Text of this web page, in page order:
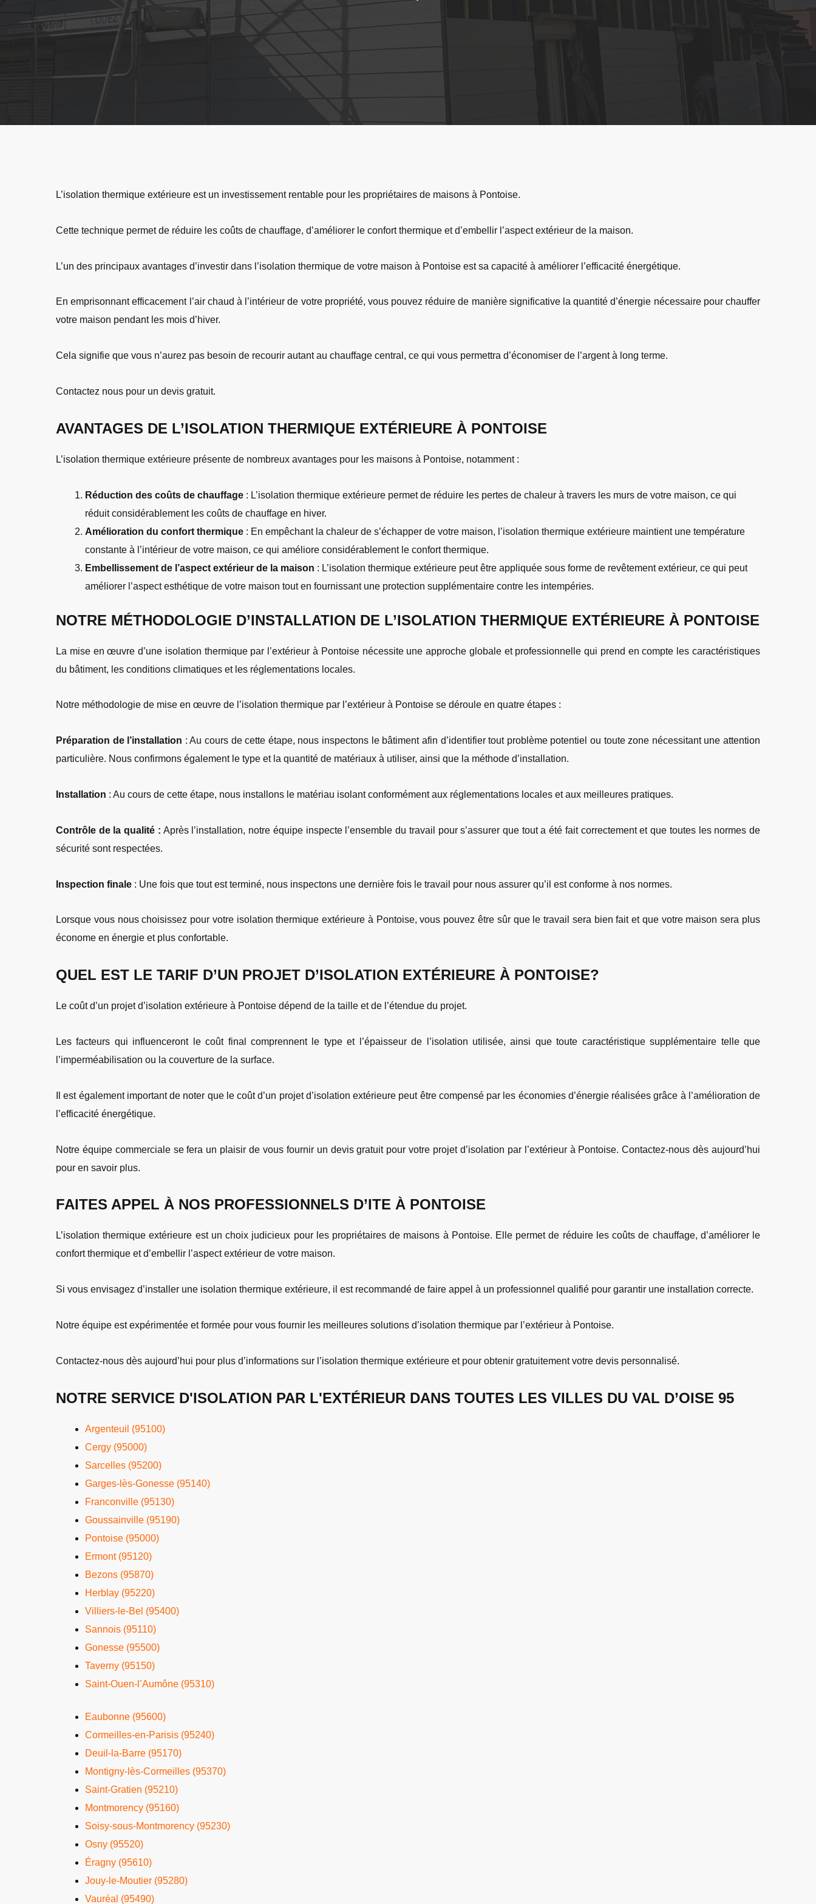
L’isolation thermique extérieure est un investissement rentable pour les propriétaires de maisons à Pontoise.
Cette technique permet de réduire les coûts de chauffage, d’améliorer le confort thermique et d’embellir l’aspect extérieur de la maison.
L’un des principaux avantages d’investir dans l’isolation thermique de votre maison à Pontoise est sa capacité à améliorer l’efficacité énergétique.
En emprisonnant efficacement l’air chaud à l’intérieur de votre propriété, vous pouvez réduire de manière significative la quantité d’énergie nécessaire pour chauffer
votre maison pendant les mois d’hiver.
Cela signifie que vous n’aurez pas besoin de recourir autant au chauffage central, ce qui vous permettra d’économiser de l’argent à long terme.
Contactez nous pour un devis gratuit.
AVANTAGES DE L’ISOLATION THERMIQUE EXTÉRIEURE À PONTOISE
L’isolation thermique extérieure présente de nombreux avantages pour les maisons à Pontoise, notamment :
Réduction des coûts de chauffage : L’isolation thermique extérieure permet de réduire les pertes de chaleur à travers les murs de votre maison, ce qui
réduit considérablement les coûts de chauffage en hiver.
Amélioration du confort thermique : En empêchant la chaleur de s’échapper de votre maison, l’isolation thermique extérieure maintient une température
constante à l’intérieur de votre maison, ce qui améliore considérablement le confort thermique.
Embellissement de l’aspect extérieur de la maison : L’isolation thermique extérieure peut être appliquée sous forme de revêtement extérieur, ce qui peut
améliorer l’aspect esthétique de votre maison tout en fournissant une protection supplémentaire contre les intempéries.
NOTRE MÉTHODOLOGIE D’INSTALLATION DE L’ISOLATION THERMIQUE EXTÉRIEURE À PONTOISE
La mise en œuvre d’une isolation thermique par l’extérieur à Pontoise nécessite une approche globale et professionnelle qui prend en compte les caractéristiques
du bâtiment, les conditions climatiques et les réglementations locales.
Notre méthodologie de mise en œuvre de l’isolation thermique par l’extérieur à Pontoise se déroule en quatre étapes :
Préparation de l’installation : Au cours de cette étape, nous inspectons le bâtiment afin d’identifier tout problème potentiel ou toute zone nécessitant une attention
particulière. Nous confirmons également le type et la quantité de matériaux à utiliser, ainsi que la méthode d’installation.
Installation : Au cours de cette étape, nous installons le matériau isolant conformément aux réglementations locales et aux meilleures pratiques.
Contrôle de la qualité : Après l’installation, notre équipe inspecte l’ensemble du travail pour s’assurer que tout a été fait correctement et que toutes les normes de
sécurité sont respectées.
Inspection finale : Une fois que tout est terminé, nous inspectons une dernière fois le travail pour nous assurer qu’il est conforme à nos normes.
Lorsque vous nous choisissez pour votre isolation thermique extérieure à Pontoise, vous pouvez être sûr que le travail sera bien fait et que votre maison sera plus
économe en énergie et plus confortable.
QUEL EST LE TARIF D’UN PROJET D’ISOLATION EXTÉRIEURE À PONTOISE?
Le coût d’un projet d’isolation extérieure à Pontoise dépend de la taille et de l’étendue du projet.
Les facteurs qui influenceront le coût final comprennent le type et l’épaisseur de l’isolation utilisée, ainsi que toute caractéristique supplémentaire telle que
l’imperméabilisation ou la couverture de la surface.
Il est également important de noter que le coût d’un projet d’isolation extérieure peut être compensé par les économies d’énergie réalisées grâce à l’amélioration de
l’efficacité énergétique.
Notre équipe commerciale se fera un plaisir de vous fournir un devis gratuit pour votre projet d’isolation par l’extérieur à Pontoise. Contactez-nous dès aujourd’hui
pour en savoir plus.
FAITES APPEL À NOS PROFESSIONNELS D’ITE À PONTOISE
L’isolation thermique extérieure est un choix judicieux pour les propriétaires de maisons à Pontoise. Elle permet de réduire les coûts de chauffage, d’améliorer le
confort thermique et d’embellir l’aspect extérieur de votre maison.
Si vous envisagez d’installer une isolation thermique extérieure, il est recommandé de faire appel à un professionnel qualifié pour garantir une installation correcte.
Notre équipe est expérimentée et formée pour vous fournir les meilleures solutions d’isolation thermique par l’extérieur à Pontoise.
Contactez-nous dès aujourd’hui pour plus d’informations sur l’isolation thermique extérieure et pour obtenir gratuitement votre devis personnalisé.
NOTRE SERVICE D'ISOLATION PAR L'EXTÉRIEUR DANS TOUTES LES VILLES DU VAL D’OISE 95
Argenteuil (95100)
Cergy (95000)
Sarcelles (95200)
Garges-lès-Gonesse (95140)
Franconville (95130)
Goussainville (95190)
Pontoise (95000)
Ermont (95120)
Bezons (95870)
Herblay (95220)
Villiers-le-Bel (95400)
Sannois (95110)
Gonesse (95500)
Taverny (95150)
Saint-Ouen-l’Aumône (95310)
Eaubonne (95600)
Cormeilles-en-Parisis (95240)
Deuil-la-Barre (95170)
Montigny-lès-Cormeilles (95370)
Saint-Gratien (95210)
Montmorency (95160)
Soisy-sous-Montmorency (95230)
Osny (95520)
Éragny (95610)
Jouy-le-Moutier (95280)
Vauréal (95490)